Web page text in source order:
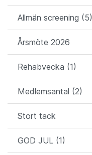
Allmän screening (5)
Årsmöte 2026
Rehabvecka (1)
Medlemsantal (2)
Stort tack
GOD JUL (1)